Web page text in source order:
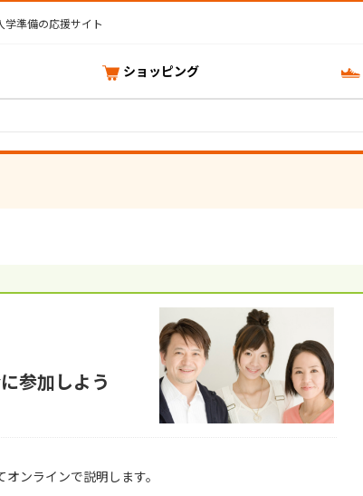
学準備の応援サイト
ショッピング
参加しよう
ンラインで説明します。